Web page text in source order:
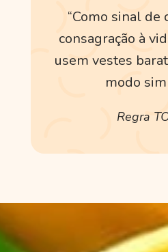
“Como sinal de
consagração à
usem vestes
modo
Regra